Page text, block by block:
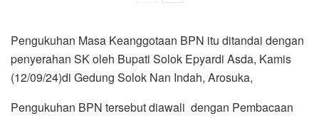
Pengukuhan Masa Keanggotaan BPN itu ditandai dengan
penyerahan SK oleh Bupati Solok Epyardi Asda, Kamis
(12/09/24)di Gedung Solok Nan Indah, Arosuka,
Pengukuhan BPN tersebut diawali dengan Pembacaan